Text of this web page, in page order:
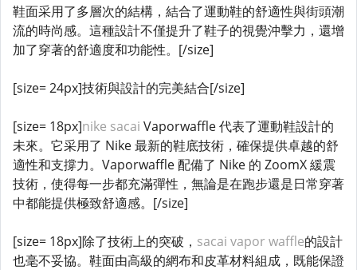
鞋面采用了多層次的結構，結合了運動鞋的舒適性與街頭潮
流的時尚感。這種設計不僅提升了鞋子的視覺沖擊力，還增
加了穿著的舒適度和功能性。[/size]
[size= 24px]技術與設計的完美結合[/size]
[size= 18px]nike sacai Vaporwaffle 代表了運動鞋設計的
未來。它采用了 Nike 最新的鞋底技術，確保提供卓越的舒
適性和支撐力。Vaporwaffle 配備了 Nike 的 ZoomX 緩震
技術，使得每一步都充滿彈性，無論是在跑步還是日常穿著
中都能提供極致舒適感。[/size]
[size= 18px]除了技術上的突破， sacai vapor waffle的設計
也毫不妥協。鞋面由高級的網布和皮革材料組成，既能保證